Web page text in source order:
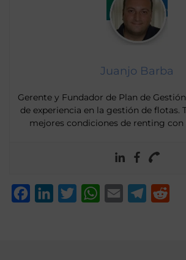
Juanjo Barba
Gerente y Fundador de Plan de
de experiencia en la gestión de flotas.
mejores condiciones de renting
FacebookLinkedInTwitterWhatsApp
Email Telegram